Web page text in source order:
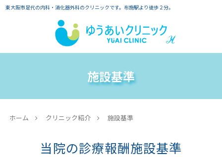
東大阪市足代の内科・消化器外科のクリニックです。布施駅より徒歩２分。
施設基準
ホーム クリニック紹介 施設基準
当院の診療報酬施設基準